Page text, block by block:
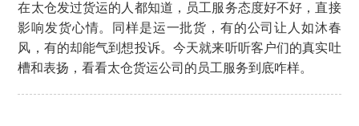
在太仓发过货运的人都知道，员工服务态度好不好，直接
影响发货心情。同样是运一批货，有的公司让人如沐春
风，有的却能气到想投诉。今天就来听听客户们的真实吐
槽和表扬，看看太仓货运公司的员工服务到底咋样。